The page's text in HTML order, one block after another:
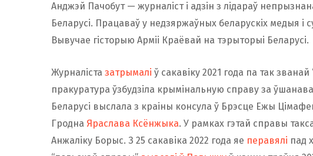
Анджэй Пачобут — журналіст і адзін з лідараў
Беларусі. Працаваў у недзяржаўных беларускіх медыя і
Вывучае гісторыю Арміі Краёвай на тэрыторыі Беларусі.
Журналіста затрымалі ў сакавіку 2021 года па так
пракуратура ўзбудзіла крымінальную справу за
Беларусі выслала з краіны консула ў Брэсце Ежы
Гродна Яраслава Ксёнжыка. У рамках гэтай справы
Анжаліку Борыс. З 25 сакавіка 2022 года яе перавялі пад